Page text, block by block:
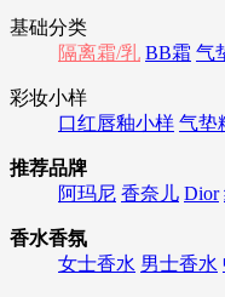
基础分类
隔离霜/乳 BB霜 气
彩妆小样
口红唇釉小样 气垫
推荐品牌
阿玛尼 香奈儿 Dior
香水香氛
女士香水 男士香水